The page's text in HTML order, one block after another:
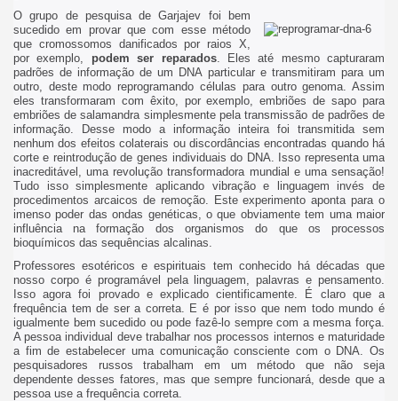
O grupo de pesquisa de Garjajev foi bem
sucedido em provar que com esse método
que cromossomos danificados por raios X,
por exemplo, podem ser reparados. Eles até mesmo capturaram
padrões de informação de um DNA particular e transmitiram para um
outro, deste modo reprogramando células para outro genoma. Assim
eles transformaram com êxito, por exemplo, embriões de sapo para
embriões de salamandra simplesmente pela transmissão de padrões de
informação. Desse modo a informação inteira foi transmitida sem
nenhum dos efeitos colaterais ou discordâncias encontradas quando há
corte e reintrodução de genes individuais do DNA. Isso representa uma
inacreditável, uma revolução transformadora mundial e uma sensação!
Tudo isso simplesmente aplicando vibração e linguagem invés de
procedimentos arcaicos de remoção. Este experimento aponta para o
imenso poder das ondas genéticas, o que obviamente tem uma maior
influência na formação dos organismos do que os processos
bioquímicos das sequências alcalinas.
Professores esotéricos e espirituais tem conhecido há décadas que
nosso corpo é programável pela linguagem, palavras e pensamento.
Isso agora foi provado e explicado cientificamente. É claro que a
frequência tem de ser a correta. E é por isso que nem todo mundo é
igualmente bem sucedido ou pode fazê-lo sempre com a mesma força.
A pessoa individual deve trabalhar nos processos internos e maturidade
a fim de estabelecer uma comunicação consciente com o DNA. Os
pesquisadores russos trabalham em um método que não seja
dependente desses fatores, mas que sempre funcionará, desde que a
pessoa use a frequência correta.